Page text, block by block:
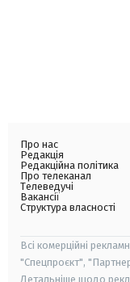
Про нас
Редакція
Редакційна політика
Про телеканал
Телеведучі
Вакансії
Структура власності
Всі комерційні
"Спецпроєкт",
Детальніше щодо